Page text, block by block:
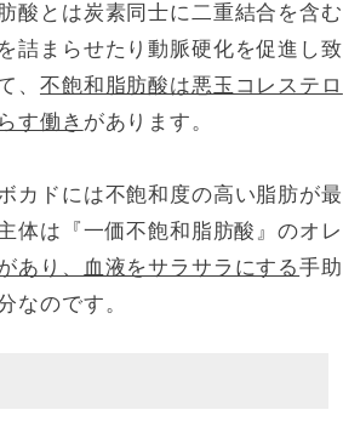
酸とは炭素同士に二重結合を含む
詰まらせたり動脈硬化を促進し致
、 不飽和脂肪酸は悪玉コレステロ
す働き があります。
カドには不飽和度の高い脂肪が最
体は『一価不飽和脂肪酸』のオレ
あり、血液をサラサラにする手助
なのです。